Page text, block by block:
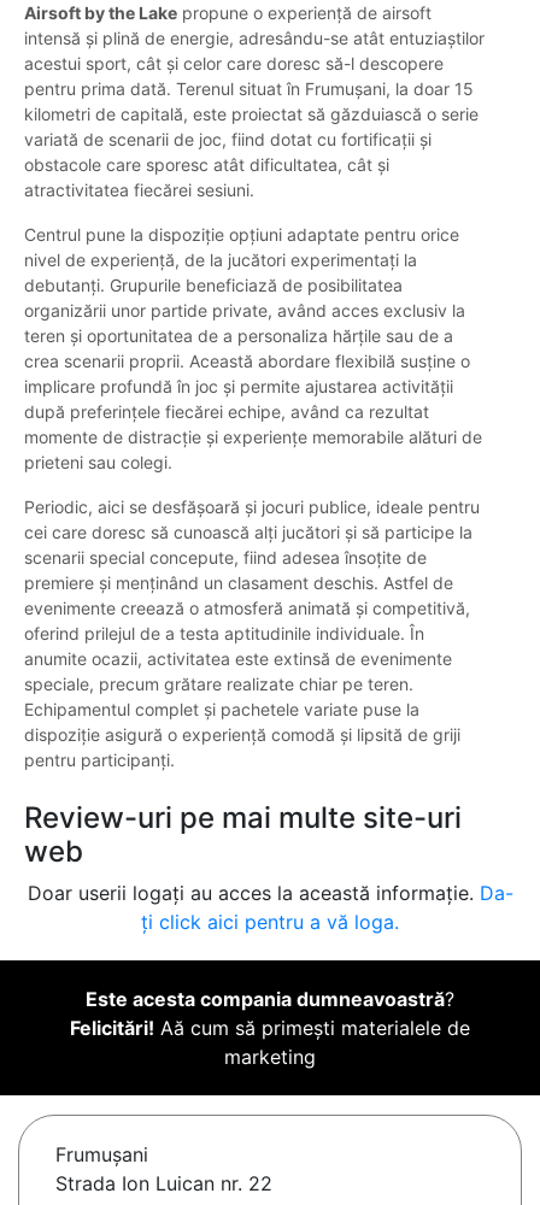
Airsoft by the Lake propune o experiență de airsoft
intensă și plină de energie, adresându-se atât entuziaștilor
acestui sport, cât și celor care doresc să-l descopere
pentru prima dată. Terenul situat în Frumușani, la doar 15
kilometri de capitală, este proiectat să găzduiască o serie
variată de scenarii de joc, fiind dotat cu fortificații și
obstacole care sporesc atât dificultatea, cât și
atractivitatea fiecărei sesiuni.
Centrul pune la dispoziție opțiuni adaptate pentru orice
nivel de experiență, de la jucători experimentați la
debutanți. Grupurile beneficiază de posibilitatea
organizării unor partide private, având acces exclusiv la
teren și oportunitatea de a personaliza hărțile sau de a
crea scenarii proprii. Această abordare flexibilă susține o
implicare profundă în joc și permite ajustarea activității
după preferințele fiecărei echipe, având ca rezultat
momente de distracție și experiențe memorabile alături de
prieteni sau colegi.
Periodic, aici se desfășoară și jocuri publice, ideale pentru
cei care doresc să cunoască alți jucători și să participe la
scenarii special concepute, fiind adesea însoțite de
premiere și menținând un clasament deschis. Astfel de
evenimente creează o atmosferă animată și competitivă,
oferind prilejul de a testa aptitudinile individuale. În
anumite ocazii, activitatea este extinsă de evenimente
speciale, precum grătare realizate chiar pe teren.
Echipamentul complet și pachetele variate puse la
dispoziție asigură o experiență comodă și lipsită de griji
pentru participanți.
Review-uri pe mai multe site-uri
web
Doar userii logați au acces la această informație. Da-
ți click aici pentru a vă loga.
Este acesta compania dumneavoastră?
Felicitări! Aă cum să primești materialele de
marketing
Frumuşani
Strada Ion Luican nr. 22